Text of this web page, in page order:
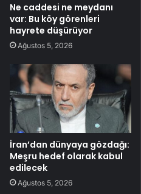
Ne caddesi ne meydanı
var: Bu köy görenleri
hayrete düşürüyor
Ağustos 5, 2026
İran’dan dünyaya gözdağı:
Meşru hedef olarak kabul
edilecek
Ağustos 5, 2026